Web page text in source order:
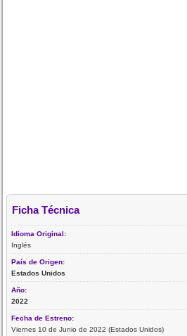
Ficha Técnica
Idioma Original:
Inglés
País de Origen:
Estados Unidos
Año:
2022
Fecha de Estreno:
Viernes 10 de Junio de 2022 (Estados Unidos)